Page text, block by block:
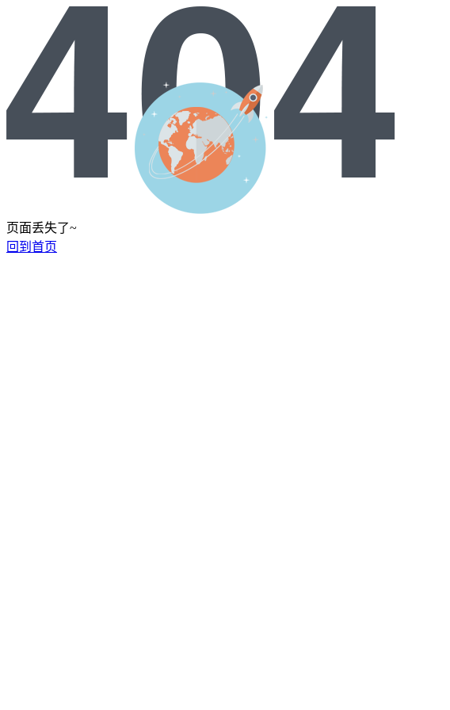
页面丢失了~
回到首页